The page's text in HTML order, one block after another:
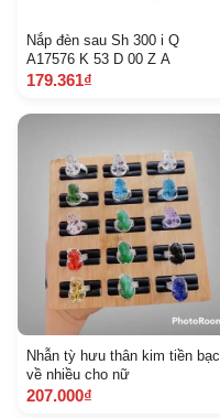
Nắp đèn sau Sh 300 i Q
A17576 K 53 D 00 Z A
179.361₫
Nhẫn tỳ hưu thân kim tiền bạc
về nhiều cho nữ
207.000₫